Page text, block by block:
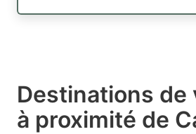
Destinations de
à proximité de